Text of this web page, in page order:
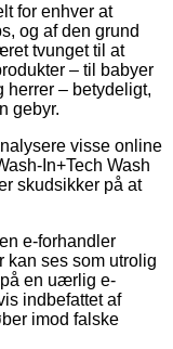
for enhver at
og af den grund
tvunget til at
– til babyer
herrer – betydeligt,
gebyr.
visse online
In+Tech Wash
skudsikker på at
e-forhandler
kan ses som utrolig
en uærlig e-
indbefattet af
imod falske